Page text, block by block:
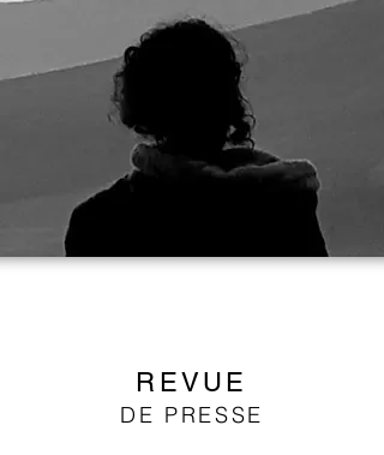
REVUE
DE PRESSE